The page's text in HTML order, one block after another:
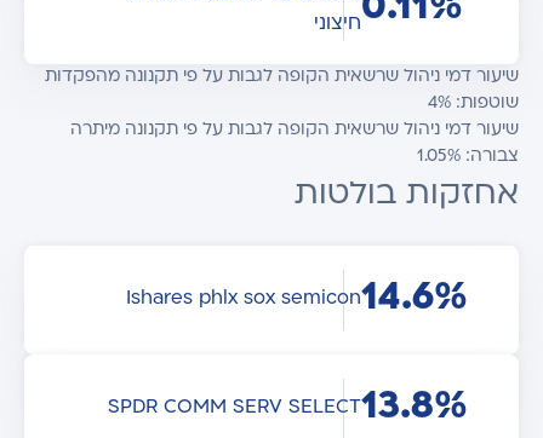
0.11%חיצוני
שיעור דמי ניהול שרשאית הקופה לגבות על פי תקנונה מהפקדות
שוטפות: 4%
שיעור דמי ניהול שרשאית הקופה לגבות על פי תקנונה מיתרה
צבורה: 1.05%
אחזקות בולטות
14.6%
Ishares phlx sox semicon
13.8%
SPDR COMM SERV SELECT